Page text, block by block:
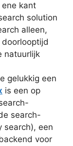
kant
solution
alleen,
natuurlijk
gelukkig een
is een op
search-
search), een
voor